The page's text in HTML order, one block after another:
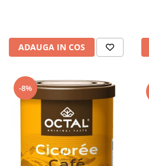
ADAUGA IN COS
-8%